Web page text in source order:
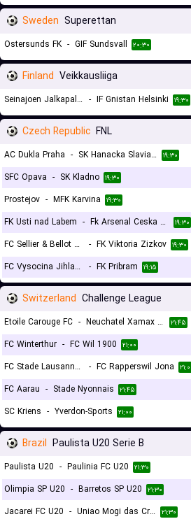
Sweden Superettan
Ostersunds FK - GIF Sundsvall ۲۰:۳۰
Finland Veikkausliiga
Seinajoen Jalkapallokerho - IF Gnistan Helsinki ۱۹:۳۰
Czech Republic FNL
AC Dukla Praha - SK Hanacka Slavia Kromeriz ۱۹:۳۰
SFC Opava - SK Kladno ۱۹:۳۰
Prostejov - MFK Karvina ۱۹:۳۰
FK Usti nad Labem - Fk Arsenal Ceska Lipa ۱۹:۳۰
FC Sellier & Bellot Vlasim
- FK Viktoria Zizkov ۱۹:۳۰
FC Vysocina Jihlava
- FK Pribram ۱۹:۱۵
Switzerland Challenge League
Etoile Carouge FC - Neuchatel Xamax FC ۲۱:۴۵
FC Winterthur - FC Wil 1900 ۲۱:۰۰
FC Stade Lausanne Ouchy
- FC Rapperswil Jona
FC Aarau - Stade Nyonnais ۲۱:۴۵
SC Kriens - Yverdon-Sports ۲۱:۰۰
Brazil Paulista U20 Serie B
Paulista U20 - Paulinia FC U20 ۲۱:۳۰
Olimpia SP U20 - Barretos SP U20 ۲۱:۳۰
Jacarei FC U20 - Uniao Mogi das Cruzes FC U20 ۲۱:۳۰